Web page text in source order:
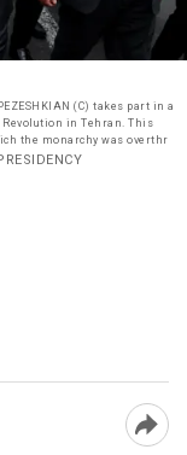
(C) takes part in a
in Tehran. This
the monarchy was overthr